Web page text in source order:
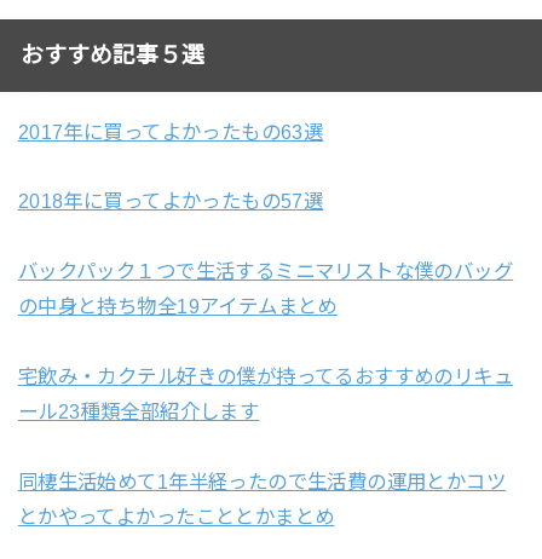
おすすめ記事５選
2017年に買ってよかったもの63選
2018年に買ってよかったもの57選
バックパック１つで生活するミニマリストな僕のバッグ
の中身と持ち物全19アイテムまとめ
宅飲み・カクテル好きの僕が持ってるおすすめのリキュ
ール23種類全部紹介します
同棲生活始めて1年半経ったので生活費の運用とかコツ
とかやってよかったこととかまとめ